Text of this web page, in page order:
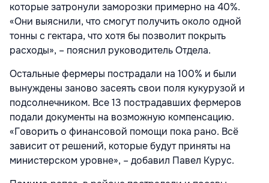
которые затронули заморозки примерно на 40%.
«Они выяснили, что смогут получить около одной
тонны с гектара, что хотя бы позволит покрыть
расходы», – пояснил руководитель Отдела.
Остальные фермеры пострадали на 100% и были
вынуждены заново засеять свои поля кукурузой и
подсолнечником. Все 13 пострадавших фермеров
подали документы на возможную компенсацию.
«Говорить о финансовой помощи пока рано. Всё
зависит от решений, которые будут приняты на
министерском уровне», – добавил Павел Курус.